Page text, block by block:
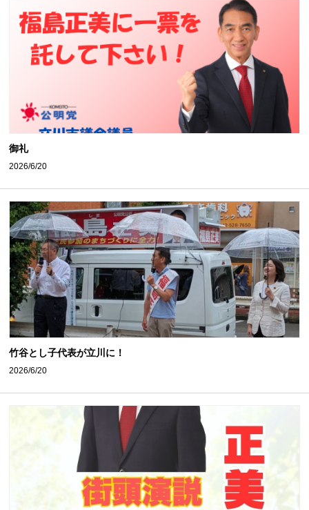
御礼
2026/6/20
竹谷とし子代表が立川に！
2026/6/20